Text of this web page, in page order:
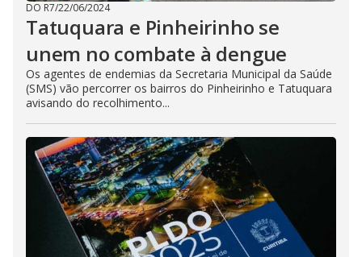
DO R7/22/06/2024
Tatuquara e Pinheirinho se
unem no combate à dengue
Os agentes de endemias da Secretaria Municipal da Saúde
(SMS) vão percorrer os bairros do Pinheirinho e Tatuquara
avisando do recolhimento...